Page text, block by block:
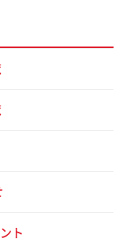
ト